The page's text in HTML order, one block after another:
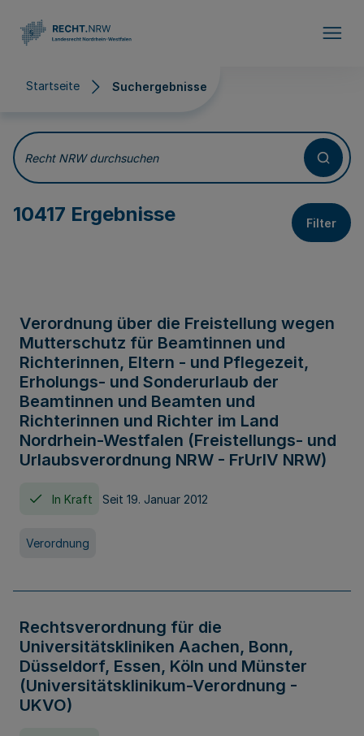
Startseite Suchergebnisse
Suchergebnisse
Recht NRW durchsuchen
10417 Ergebnisse Filter
Verordnung über die Freistellung wegen
Mutterschutz für Beamtinnen und
Richterinnen, Eltern - und Pflegezeit,
Erholungs- und Sonderurlaub der
Beamtinnen und Beamten und
Richterinnen und Richter im Land
Nordrhein-Westfalen (Freistellungs- und
Urlaubsverordnung NRW - FrUrlV NRW)
In Kraft Seit 19. Januar 2012
Verordnung
Rechtsverordnung für die
Universitätskliniken Aachen, Bonn,
Düsseldorf, Essen, Köln und Münster
(Universitätsklinikum-Verordnung -
UKVO)